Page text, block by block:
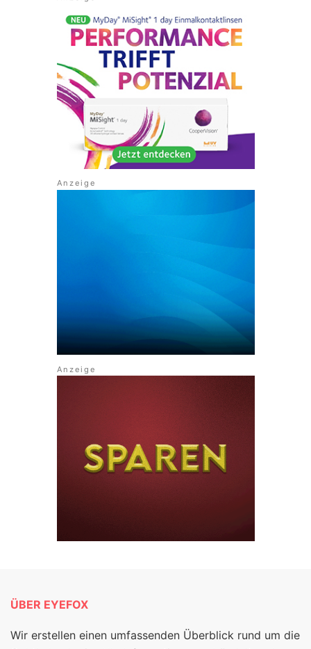
ÜBER EYEFOX
Wir erstellen einen umfassenden Überblick rund um die